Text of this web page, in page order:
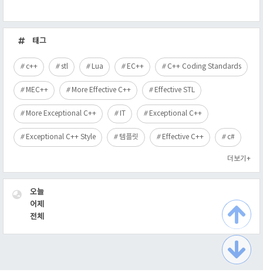
근
글
태그
c++ stl Lua EC++ C++ Coding Standards
MEC++ More Effective C++ Effective STL
More Exceptional C++ IT Exceptional C++
Exceptional C++ Style 템플릿 Effective C++ c#
더보기+
VISITOR
오늘
어제
전체